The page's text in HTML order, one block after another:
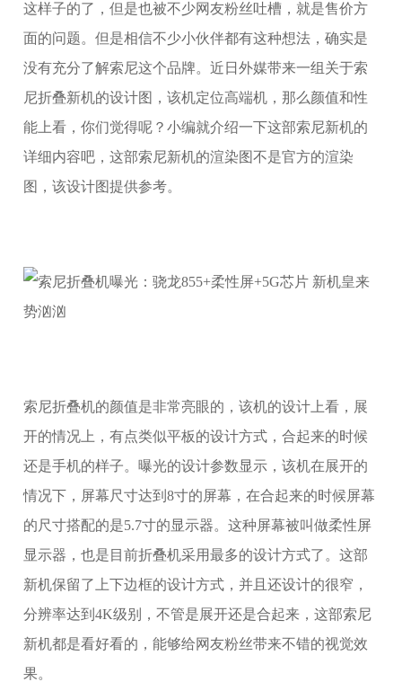
这样子的了，但是也被不少网友粉丝吐槽，就是售价方
面的问题。但是相信不少小伙伴都有这种想法，确实是
没有充分了解索尼这个品牌。近日外媒带来一组关于索
尼折叠新机的设计图，该机定位高端机，那么颜值和性
能上看，你们觉得呢？小编就介绍一下这部索尼新机的
详细内容吧，这部索尼新机的渲染图不是官方的渲染
图，该设计图提供参考。
索尼折叠机的颜值是非常亮眼的，该机的设计上看，展
开的情况上，有点类似平板的设计方式，合起来的时候
还是手机的样子。曝光的设计参数显示，该机在展开的
情况下，屏幕尺寸达到8寸的屏幕，在合起来的时候屏幕
的尺寸搭配的是5.7寸的显示器。这种屏幕被叫做柔性屏
显示器，也是目前折叠机采用最多的设计方式了。这部
新机保留了上下边框的设计方式，并且还设计的很窄，
分辨率达到4K级别，不管是展开还是合起来，这部索尼
新机都是看好看的，能够给网友粉丝带来不错的视觉效
果。